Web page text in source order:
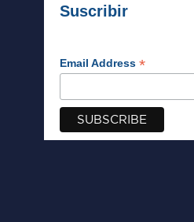
Suscribir
Email Address *